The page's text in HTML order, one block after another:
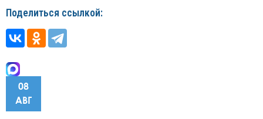
Поделиться ссылкой:
08
АВГ